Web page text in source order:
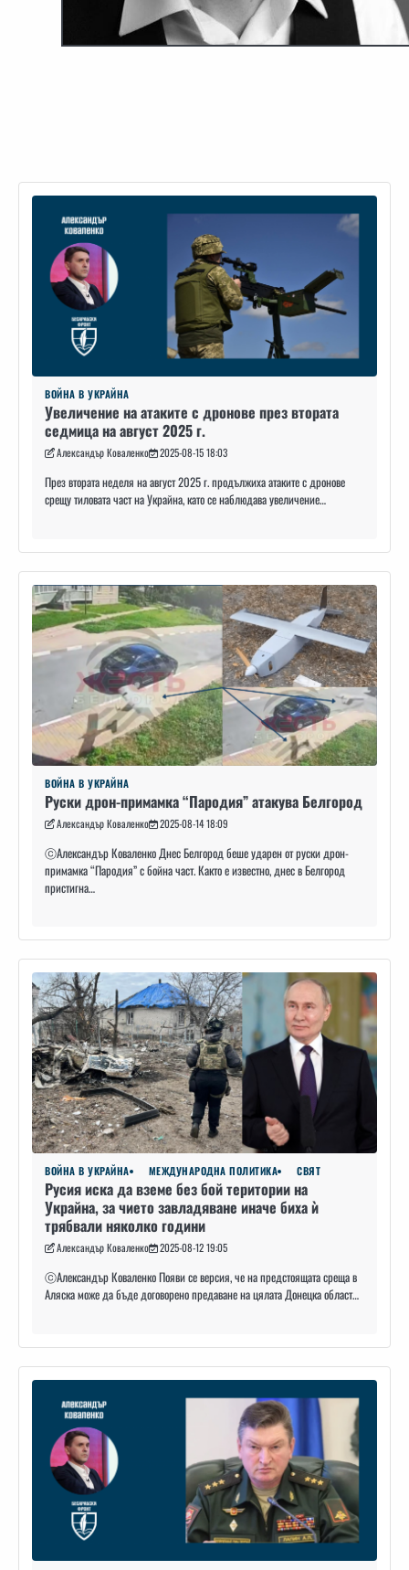
ВОЙНА В УКРАЙНА
Увеличение на атаките с дронове през втората
седмица на август 2025 г.
Александър Коваленко 2025-08-15 18:03
През втората неделя на август 2025 г. продължиха атаките с дронове
срещу тиловата част на Украйна, като се наблюдава увеличение…
ВОЙНА В УКРАЙНА
Руски дрон-примамка “Пародия” атакува Белгород
Александър Коваленко 2025-08-14 18:09
ⓒАлександър Коваленко Днес Белгород беше ударен от руски дрон-
примамка “Пародия” с бойна част. Както е известно, днес в Белгород
пристигна…
ВОЙНА В УКРАЙНА МЕЖДУНАРОДНА ПОЛИТИКА СВЯТ
Русия иска да вземе без бой територии на
Украйна, за чието завладяване иначе биха ѝ
трябвали няколко години
Александър Коваленко 2025-08-12 19:05
ⓒАлександър Коваленко Появи се версия, че на предстоящата среща в
Аляска може да бъде договорено предаване на цялата Донецка област…